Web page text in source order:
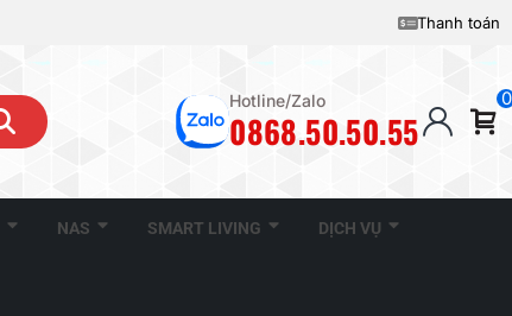
Thanh toán
Hotline/Zalo
0868.50.50.55
0
NAS SMART LIVING DỊCH VỤ